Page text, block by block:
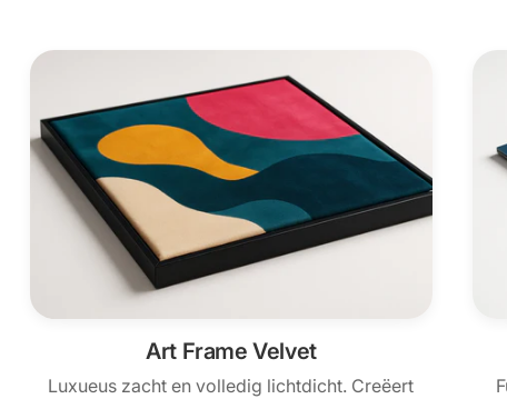
Art Frame Velvet
Luxueus zacht en volledig lichtdicht. Creëert